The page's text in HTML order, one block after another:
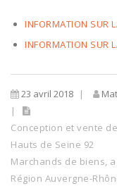
INFORMATION SUR
INFORMATION SUR
23 avril 2018
Conception et vente
Hauts de Seine 92
Marchands de biens,
Région Auvergne-